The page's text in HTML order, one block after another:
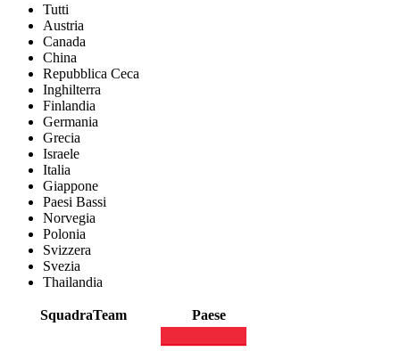
Tutti
Austria
Canada
China
Repubblica Ceca
Inghilterra
Finlandia
Germania
Grecia
Israele
Italia
Giappone
Paesi Bassi
Norvegia
Polonia
Svizzera
Svezia
Thailandia
SquadraTeam Paese